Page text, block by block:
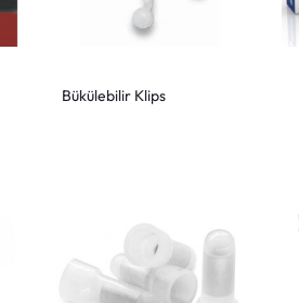
Bükülebilir Klips